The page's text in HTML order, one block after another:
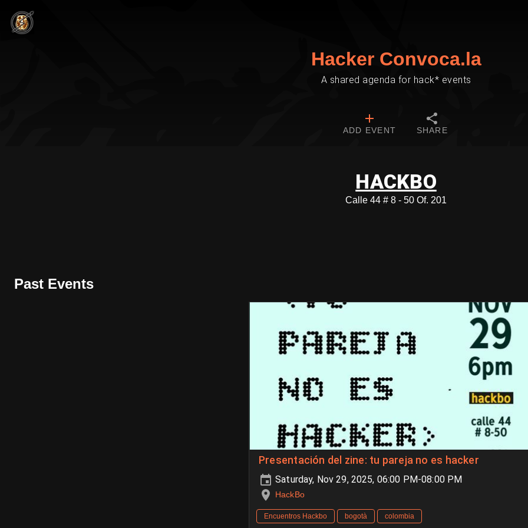
Hacker Convoca.la
A shared agenda for hack* events
ADD EVENT SHARE
HACKBO
Calle 44 # 8 - 50 Of. 201
Past Events
Presentación del zine: tu pareja no es hacker
Saturday, Nov 29, 2025, 06:00 PM-08:00 PM
HackBo
Encuentros Hackbo bogotà colombia